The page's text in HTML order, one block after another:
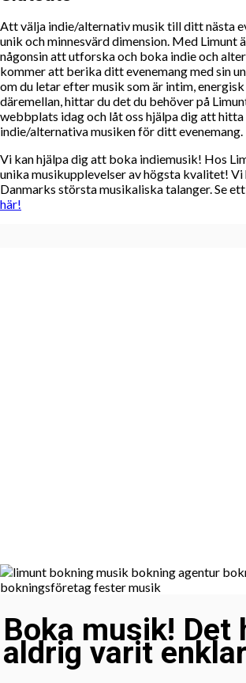
Att välja indie/alternativ musik till ditt nästa
unik och minnesvärd dimension. Med Limunt
någonsin att utforska och boka indie och
kommer att berika ditt evenemang med sin
om du letar efter musik som är intim,
däremellan, hittar du det du behöver på
webbplats idag och låt oss hjälpa dig att
indie/alternativa musiken för ditt evenemang.
Vi kan hjälpa dig att boka indiemusik! Hos
unika musikupplevelser av högsta kvalitet!
Danmarks största musikaliska talanger. Se
här!
Boka musik! Det
aldrig varit